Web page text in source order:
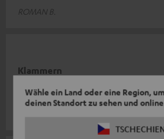
Wähle ein Land oder eine Region,
deinen Standort zu sehen und
ROMAN B.
Klammern
Ausgezeichnetes Produkt